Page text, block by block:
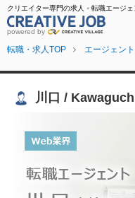
クリエイター専門の求人・転職エージェ
powered by
転職・求人TOP エージェン
川口 /